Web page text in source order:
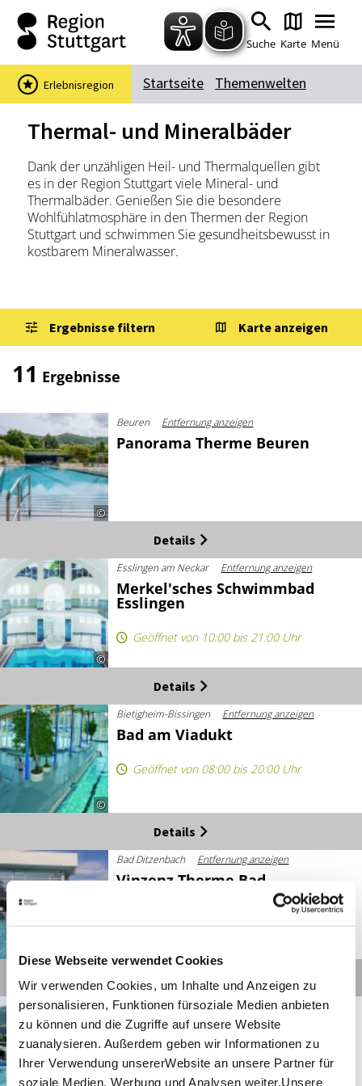
Diese Webseite verwendet Cookies
Wir verwenden Cookies, um Inhalte und Anzeigen zu
personalisieren, Funktionen fürsoziale Medien anbieten
zu können und die Zugriffe auf unsere Website
zuanalysieren. Außerdem geben wir Informationen zu
Ihrer Verwendung unsererWebsite an unsere Partner für
soziale Medien, Werbung und Analysen weiter.Unsere
Zum Hauptinhalt springen
Zur Suche springen
Zur Hauptnavigation
Zum Footer springen
Suche Karte Menü
Suchbegriff
Das könnte Sie interessieren
Stadtführungen
Events & Tickets
Ausflugsziele
Erlebnisse
Wein
Startseite Themenwelten
Erlebnisregion
Thermal- und Mineralbäder
Dank der unzähligen Heil- und Thermalquellen gibt
es in der Region Stuttgart viele Mineral- und
Thermalbäder. Genießen Sie die besondere
Wohlfühlatmosphäre in den Thermen der Region
Stuttgart und schwimmen Sie gesundheitsbewusst in
kostbarem Mineralwasser.
Ergebnisse filtern Karte anzeigen
11 Ergebnisse
©
Beuren Entfernung anzeigen
Panorama Therme Beuren
Details
©
Esslingen am Neckar Entfernung anzeigen
Merkel'sches Schwimmbad
Esslingen
Geöffnet von 10:00 bis 21:00 Uhr
Details
©
Bietigheim-Bissingen Entfernung anzeigen
Bad am Viadukt
Geöffnet von 08:00 bis 20:00 Uhr
Details
Bad Ditzenbach Entfernung anzeigen
Vinzenz Therme Bad
Geöffnet von 09:00 bis 21:00 Uhr
Details
Bad Überkingen Entfernung anzeigen
ThermalBad Überkingen
Geöffnet von 09:00 bis 19:00 Uhr